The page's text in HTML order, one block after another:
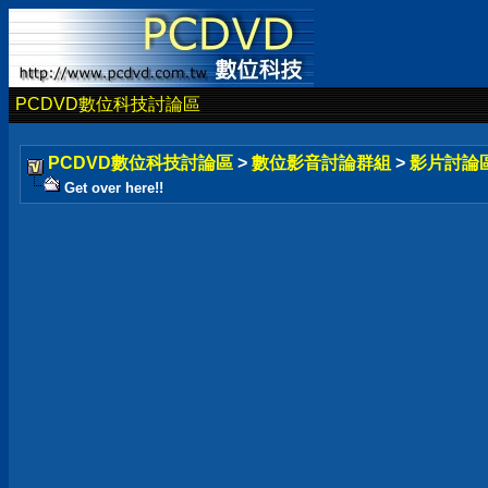
PCDVD數位科技討論區
PCDVD數位科技討論區 > 數位影音討論群組 > 影片討論
Get over here!!